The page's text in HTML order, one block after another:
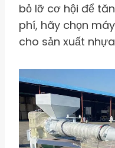
bỏ lỡ cơ hội để
phí, hãy chọn
cho sản xuất